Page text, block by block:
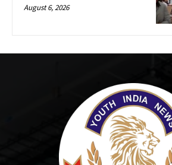
August 6, 2026